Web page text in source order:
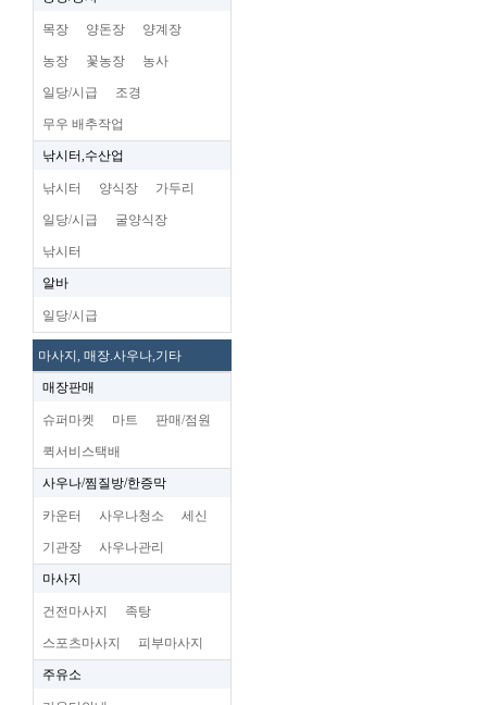
목장 양돈장 양계장
농장 꽃농장 농사
일당/시급 조경
무우 배추작업
낚시터,수산업
낚시터 양식장 가두리
일당/시급 굴양식장
낚시터
알바
일당/시급
마사지, 매장.사우나,기타
매장판매
슈퍼마켓 마트 판매/점원
퀵서비스택배
사우나/찜질방/한증막
카운터 사우나청소 세신
기관장 사우나관리
마사지
건전마사지 족탕
스포츠마사지 피부마사지
주유소